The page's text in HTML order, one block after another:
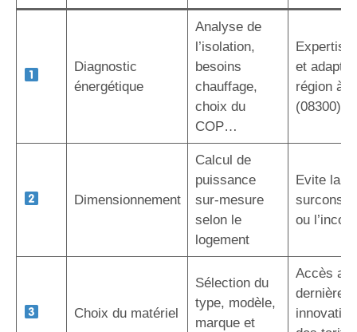
Diagnostic
énergétique
Analyse de
l’isolation,
besoins
chauffage,
choix du
COP…
Expertise
et
région à
(08300)
Dimensionnement
Calcul de
puissance
sur-mesure
selon le
logement
Evite la
ou
Choix du matériel
Sélection du
type, modèle,
marque et
Accès
dernières